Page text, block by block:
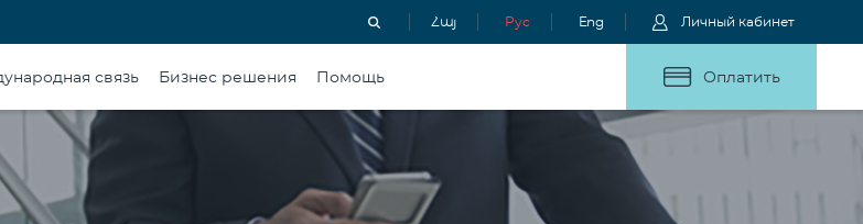
Հայ Рус Eng Личный кабинет
связь Бизнес решения Помощь Оплатить